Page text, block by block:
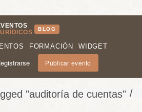
BLOG
FORMACIÓN WIDGET
Publicar evento
/
"auditoría de cuentas"